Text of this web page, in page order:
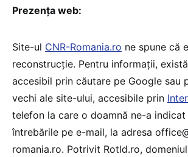
Prezența web:
Site-ul CNR-Romania.ro ne spune că
reconstrucție. Pentru informații,
accesibil prin căutare pe Google sau
vechi ale site-ului, accesibile prin
telefon la care o doamnă ne-a indicat
întrebările pe e-mail, la adresa
romania.ro. Potrivit Rotld.ro,